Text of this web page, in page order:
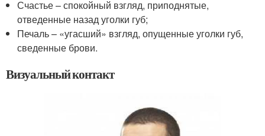
Счастье – спокойный взгляд, приподнятые,
отведенные назад уголки губ;
Печаль – «угасший» взгляд, опущенные уголки губ,
сведенные брови.
Визуальный контакт